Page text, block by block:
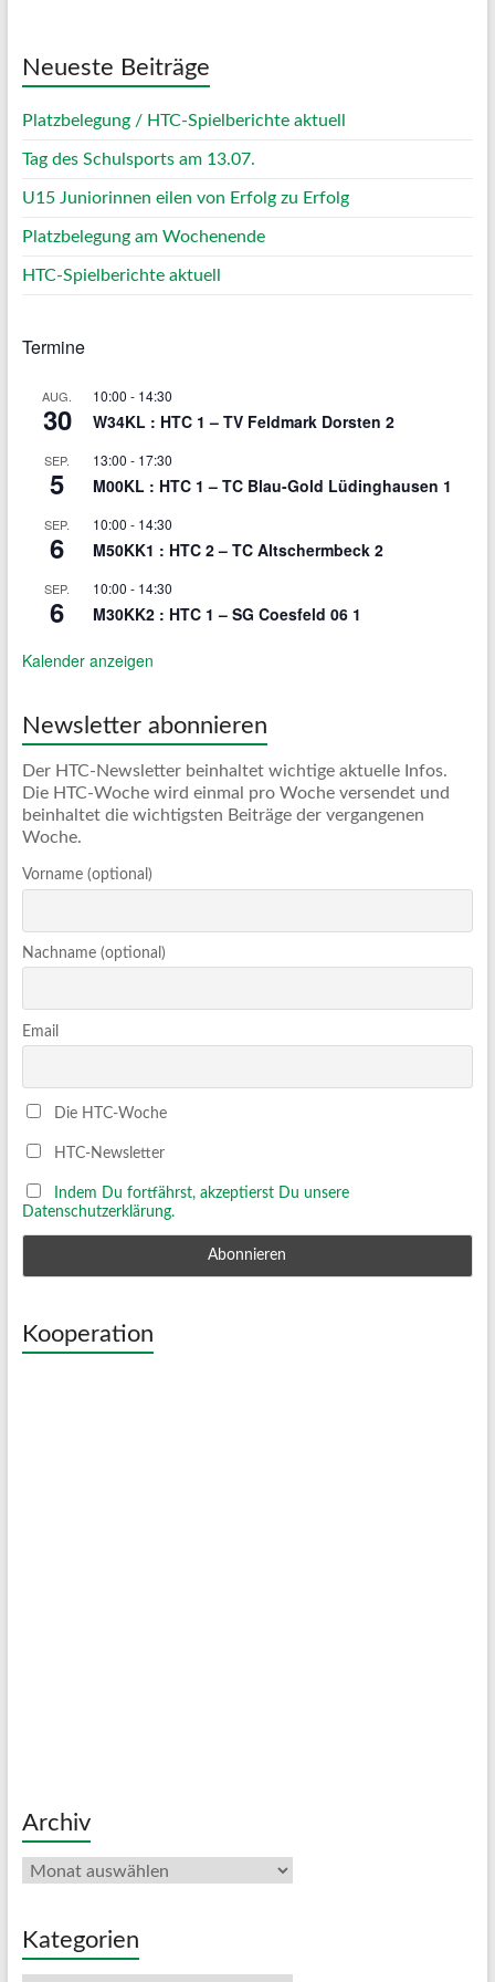
Neueste Beiträge
Platzbelegung / HTC-Spielberichte aktuell
Tag des Schulsports am 13.07.
U15 Juniorinnen eilen von Erfolg zu Erfolg
Platzbelegung am Wochenende
HTC-Spielberichte aktuell
Termine
AUG.
30
10:00 - 14:30
W34KL : HTC 1 – TV Feldmark Dorsten 2
SEP.
5
13:00 - 17:30
M00KL : HTC 1 – TC Blau-Gold Lüdinghausen 1
SEP.
6
10:00 - 14:30
M50KK1 : HTC 2 – TC Altschermbeck 2
SEP.
6
10:00 - 14:30
M30KK2 : HTC 1 – SG Coesfeld 06 1
Kalender anzeigen
Newsletter abonnieren
Der HTC-Newsletter beinhaltet wichtige aktuelle Infos.
Die HTC-Woche wird einmal pro Woche versendet und
beinhaltet die wichtigsten Beiträge der vergangenen
Woche.
Vorname (optional)
Nachname (optional)
Email
Die HTC-Woche
HTC-Newsletter
Indem Du fortfährst, akzeptierst Du unsere
Datenschutzerklärung.
Kooperation
Archiv
Archiv
Kategorien